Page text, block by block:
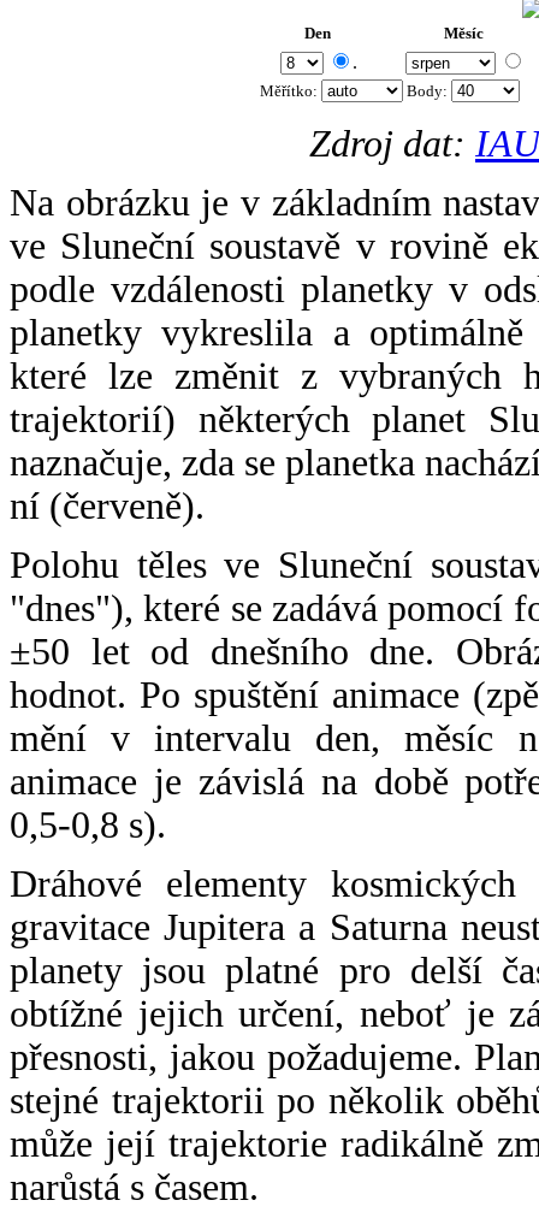
Den Měsíc
.
Měřítko: Body:
Zdroj dat:
Na obrázku je v základním
ve Sluneční soustavě v rovině
podle vzdálenosti planetky v
planetky vykreslila a
které lze změnit z vybraných
trajektorií) některých planet
naznačuje, zda se planetka
ní (červeně).
Polohu těles ve Sluneční
"dnes"), které se zadává pomocí
±50 let od dnešního dne.
hodnot. Po spuštění animace
mění v intervalu den, měsíc
animace je závislá na době
0,5-0,8 s).
Dráhové elementy
gravitace Jupitera a Saturna
planety jsou platné pro delší
obtížné jejich určení, neboť je
přesnosti, jakou požadujeme.
stejné trajektorii po několik
může její trajektorie radikálně
narůstá s časem.